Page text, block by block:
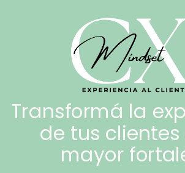
Transformá la
de tus clientes
mayor